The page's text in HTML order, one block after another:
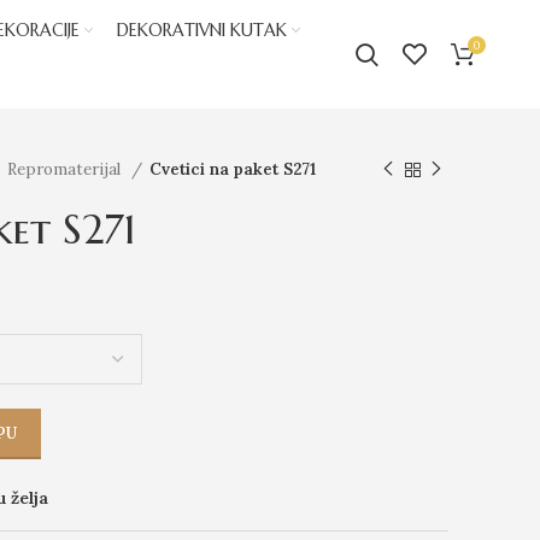
DEKORATIVNI KUTAK
0
Repromaterijal Cvetici na paket S271
S271
želja